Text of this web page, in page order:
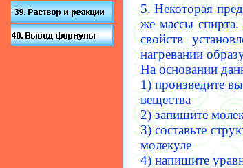
5.Некоторая
же массы
свойств
нагревании
На основании
1) произведите
вещества
2) запишите
3) составьте
молекуле
4) напишите